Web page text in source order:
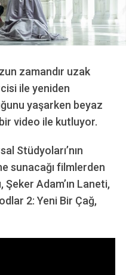
zamandır uzak
ile yeniden
yaşarken beyaz
video ile kutluyor.
Stüdyoları’nın
sunacağı filmlerden
Şeker Adam’ın Laneti,
2: Yeni Bir Çağ,